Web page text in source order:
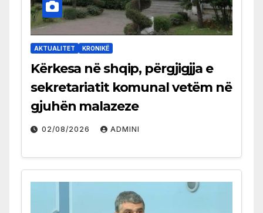
AKTUALITET KRONIKË
Kërkesa në shqip, përgjigjja e
sekretariatit komunal vetëm në
gjuhën malazeze
02/08/2026 ADMINI